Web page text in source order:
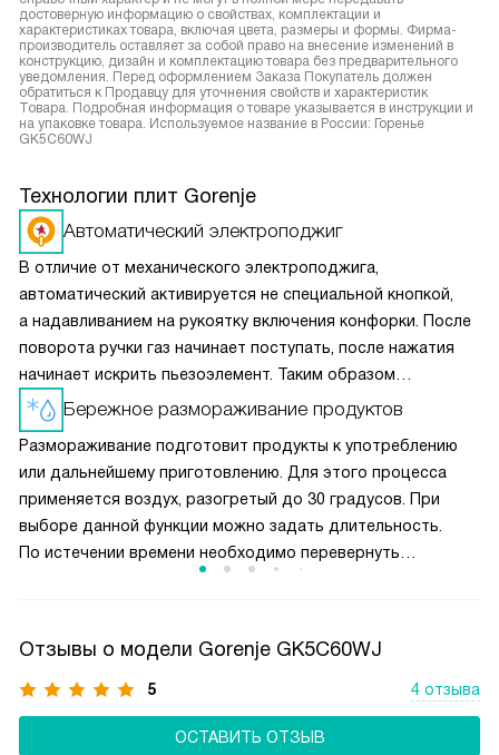
достоверную информацию о свойствах, комплектации и
характеристиках товара, включая цвета, размеры и формы. Фирма-
производитель оставляет за собой право на внесение изменений в
конструкцию, дизайн и комплектацию товара без предварительного
уведомления. Перед оформлением Заказа Покупатель должен
обратиться к Продавцу для уточнения свойств и характеристик
Товара. Подробная информация о товаре указывается в инструкции и
на упаковке товара. Используемое название в России: Горенье
GK5C60WJ
Технологии плит Gorenje
Автоматический электроподжиг
В отличие от механического электроподжига,
автоматический активируется не специальной кнопкой,
а надавливанием на рукоятку включения конфорки. После
поворота ручки газ начинает поступать, после нажатия
начинает искрить пьезоэлемент. Таким образом
вы получаете пламя движением одной руки, что важно
для безопасности и попросту удобно.
Бережное размораживание продуктов
Размораживание подготовит продукты к употреблению
или дальнейшему приготовлению. Для этого процесса
применяется воздух, разогретый до 30 градусов. При
выборе данной функции можно задать длительность.
По истечении времени необходимо перевернуть
Отзывы о модели Gorenje GK5C60WJ
5 4 отзыва
ОСТАВИТЬ ОТЗЫВ